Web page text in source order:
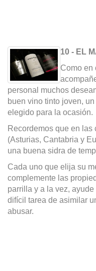
10 - EL
Como en
personal muchos
buen vino tinto joven,
elegido para la ocasión.
Recordemos que en
(Asturias, Cantabria y
una buena sidra de
Cada uno que elija su
complemente las
parrilla y a la vez,
difícil tarea de asimilar
abusar.